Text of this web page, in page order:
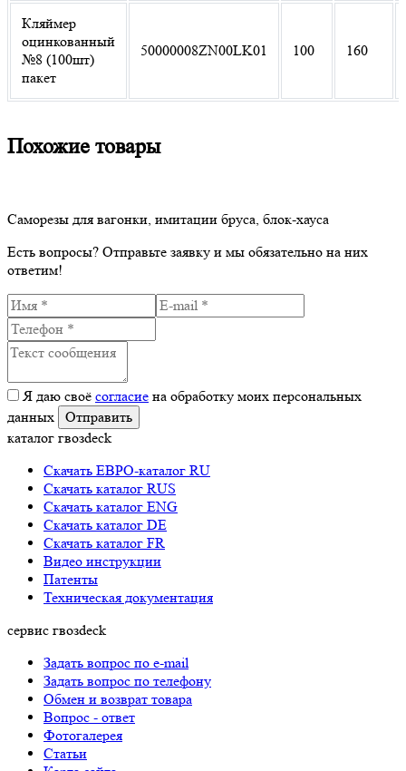
Кляймер
оцинкованный
№8 (100шт)
пакет
50000008ZN00LK01 100 160
Похожие товары
Саморезы для вагонки, имитации бруса, блок-хауса
Есть вопросы? Отправьте заявку и мы обязательно на них
ответим!
Я даю своё согласие на обработку моих персональных
данных
каталог гвозdeck
Скачать ЕВРО-каталог RU
Скачать каталог RUS
Cкачать каталог ENG
Cкачать каталог DE
Cкачать каталог FR
Видео инструкции
Патенты
Техническая документация
сервис гвозdeck
Задать вопрос по e-mail
Задать вопрос по телефону
Обмен и возврат товара
Вопрос - ответ
Фотогалерея
Статьи